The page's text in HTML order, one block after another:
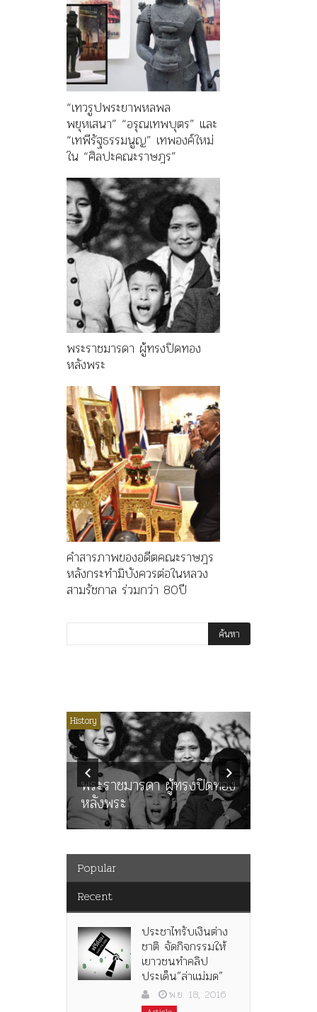
“เทวรูปพระยาพหลพล
พยุหเสนา” “อรุณเทพบุตร” และ
“เทพีรัฐธรรมนูญ” เทพองค์ใหม่
ใน “ศิลปะคณะราษฎร”
พระราชมารดา ผู้ทรงปิดทอง
หลังพระ
คำสารภาพของอดีตคณะราษฎร
หลังกระทำมิบังควรต่อในหลวง
สามรัชกาล ร่วมกว่า 80ปี
History
พระราชมารดา ผู้ทรงปิดทอง
หลังพระ
Popular
Recent
ประชาไทรับเงินต่าง
ชาติ จัดกิจกรรมให้
เยาวชนทำคลิป
ประเด็น”ล่าแม่มด”
พ.ย. 18, 2016